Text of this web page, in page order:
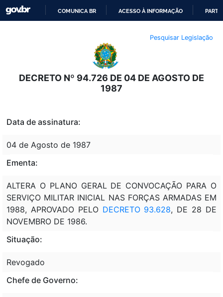
O
CONTEÚDO
COMUNICA BR ACESSO À INFORMAÇÃO
Pesquisar Legislação
DECRETO Nº 94.726 DE 04 DE AGOSTO DE
1987
Data de assinatura:
04 de Agosto de 1987
Ementa:
ALTERA O PLANO GERAL DE CONVOCAÇÃO PARA O
SERVIÇO MILITAR INICIAL NAS FORÇAS ARMADAS EM
1988, APROVADO PELO DECRETO 93.628, DE 28 DE
NOVEMBRO DE 1986.
Situação:
Revogado
Chefe de Governo: